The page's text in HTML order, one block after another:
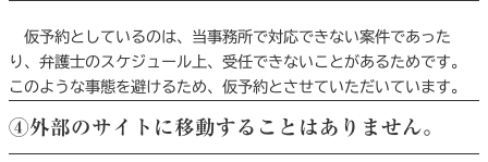
仮予約としているのは、当事務所で対応できない案件であった
り、弁護士のスケジュール上、受任できないことがあるためです。
このような事態を避けるため、仮予約とさせていただいています。
④外部のサイトに移動することはありません。